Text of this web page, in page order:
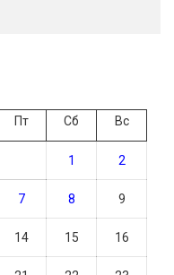
Пт Сб Вс
1 2
7 8 9
14 15 16